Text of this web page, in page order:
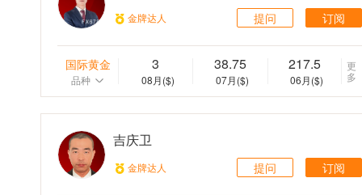
金牌达人
提问 订阅
国际黄金
品种
3
08月($)
38.75
07月($)
217.5
06月($)
更
多
吉庆卫
金牌达人 提问 订阅